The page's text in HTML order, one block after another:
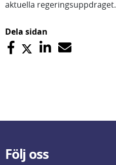
aktuella regeringsuppdraget.
Dela sidan
Följ oss